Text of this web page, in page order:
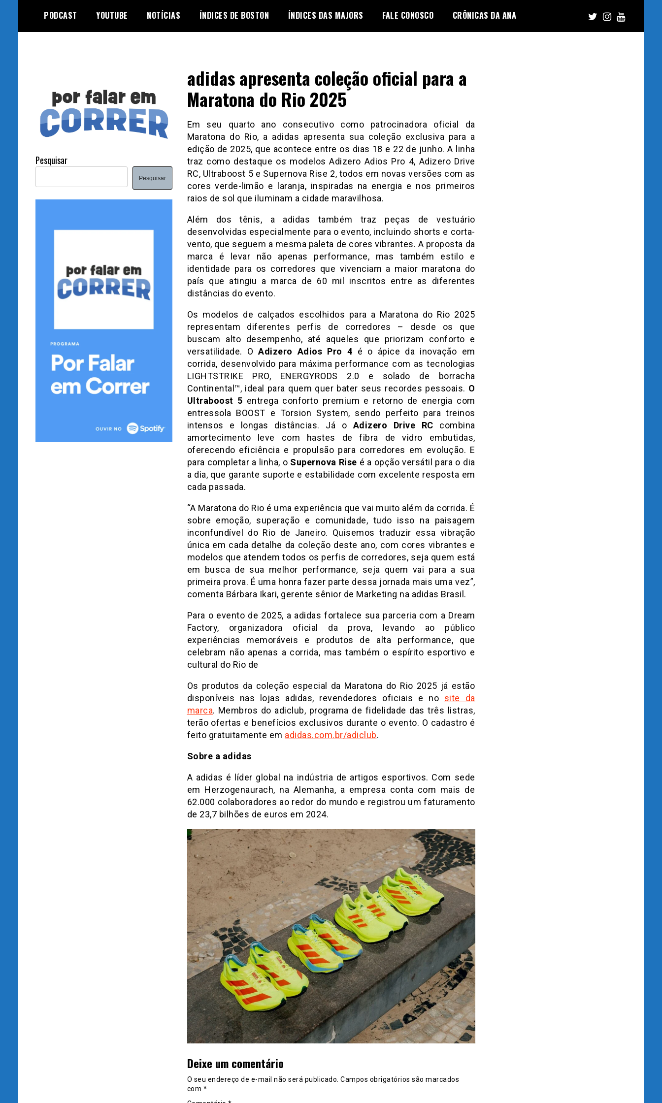
content
PODCAST YOUTUBE NOTÍCIAS ÍNDICES DE BOSTON ÍNDICES DAS MAJORS FALE CONOSCO CRÔNICAS DA ANA
adidas apresenta coleção oficial para a
Maratona do Rio 2025
Em seu quarto ano consecutivo como patrocinadora oficial da
Maratona do Rio, a adidas apresenta sua coleção exclusiva para a
edição de 2025, que acontece entre os dias 18 e 22 de junho. A linha
traz como destaque os modelos Adizero Adios Pro 4, Adizero Drive
RC, Ultraboost 5 e Supernova Rise 2, todos em novas versões com as
cores verde-limão e laranja, inspiradas na energia e nos primeiros
raios de sol que iluminam a cidade maravilhosa.
Além dos tênis, a adidas também traz peças de vestuário
desenvolvidas especialmente para o evento, incluindo shorts e corta-
vento, que seguem a mesma paleta de cores vibrantes. A proposta da
marca é levar não apenas performance, mas também estilo e
identidade para os corredores que vivenciam a maior maratona do
país que atingiu a marca de 60 mil inscritos entre as diferentes
distâncias do evento.
Os modelos de calçados escolhidos para a Maratona do Rio 2025
representam diferentes perfis de corredores – desde os que
buscam alto desempenho, até aqueles que priorizam conforto e
versatilidade. OAdizero Adios Pro 4 é o ápice da inovação em
corrida, desenvolvido para máxima performance com as tecnologias
LIGHTSTRIKE PRO, ENERGYRODS 2.0 e solado de borracha
Continental™, ideal para quem quer bater seus recordes pessoais. O
Ultraboost 5 entrega conforto premium e retorno de energia com
entressola BOOST e Torsion System, sendo perfeito para treinos
intensos e longas distâncias. Já o Adizero Drive RC combina
amortecimento leve com hastes de fibra de vidro embutidas,
oferecendo eficiência e propulsão para corredores em evolução. E
para completar a linha, o Supernova Rise é a opção versátil para o dia
a dia, que garante suporte e estabilidade com excelente resposta em
cada passada.
“A Maratona do Rio é uma experiência que vai muito além da corrida. É
sobre emoção, superação e comunidade, tudo isso na paisagem
inconfundível do Rio de Janeiro. Quisemos traduzir essa vibração
única em cada detalhe da coleção deste ano, com cores vibrantes e
modelos que atendem todos os perfis de corredores, seja quem está
em busca de sua melhor performance, seja quem vai para a sua
primeira prova. É uma honra fazer parte dessa jornada mais uma vez”,
comenta Bárbara Ikari, gerente sênior de Marketing na adidas Brasil.
Para o evento de 2025, a adidas fortalece sua parceria com a Dream
Factory, organizadora oficial da prova, levando ao público
experiências memoráveis e produtos de alta performance, que
celebram não apenas a corrida, mas também o espírito esportivo e
cultural do Rio de
Os produtos da coleção especial da Maratona do Rio 2025 já estão
disponíveis nas lojas adidas, revendedores oficiais e no site da
marca. Membros do adiclub, programa de fidelidade das três listras,
terão ofertas e benefícios exclusivos durante o evento. O cadastro é
feito gratuitamente em adidas.com.br/adiclub.
Sobre a adidas
A adidas é líder global na indústria de artigos esportivos. Com sede
em Herzogenaurach, na Alemanha, a empresa conta com mais de
62.000 colaboradores ao redor do mundo e registrou um faturamento
de 23,7 bilhões de euros em 2024.
Deixe um comentário
O seu endereço de e-mail não será publicado. Campos obrigatórios são marcados
com *
Pesquisar
Pesquisar